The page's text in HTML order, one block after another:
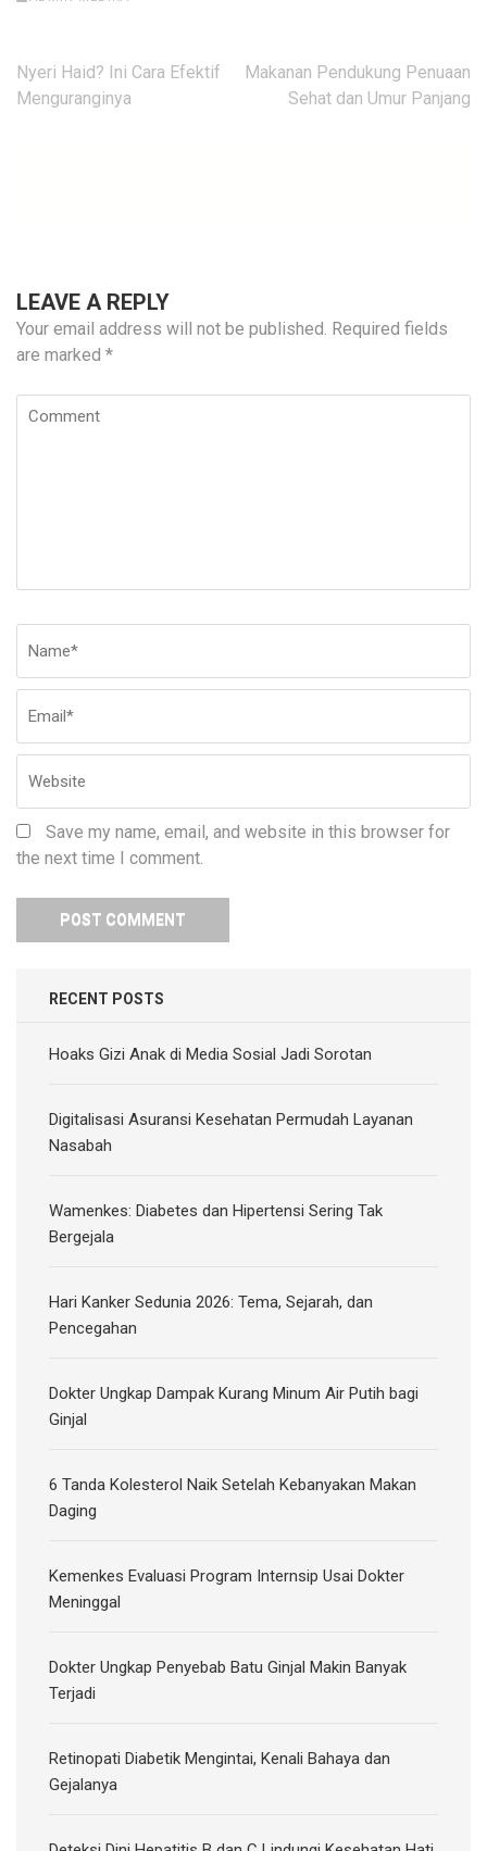
Post
navigation
Nyeri Haid? Ini Cara Efektif
Menguranginya
Makanan Pendukung Penuaan
Sehat dan Umur Panjang
LEAVE A REPLY
Your email address will not be published. Required fields
are marked *
Comment
Save my name, email, and website in this browser for
the next time I comment.
RECENT POSTS
Hoaks Gizi Anak di Media Sosial Jadi Sorotan
Digitalisasi Asuransi Kesehatan Permudah Layanan
Nasabah
Wamenkes: Diabetes dan Hipertensi Sering Tak
Bergejala
Hari Kanker Sedunia 2026: Tema, Sejarah, dan
Pencegahan
Dokter Ungkap Dampak Kurang Minum Air Putih bagi
Ginjal
6 Tanda Kolesterol Naik Setelah Kebanyakan Makan
Daging
Kemenkes Evaluasi Program Internsip Usai Dokter
Meninggal
Dokter Ungkap Penyebab Batu Ginjal Makin Banyak
Terjadi
Retinopati Diabetik Mengintai, Kenali Bahaya dan
Gejalanya